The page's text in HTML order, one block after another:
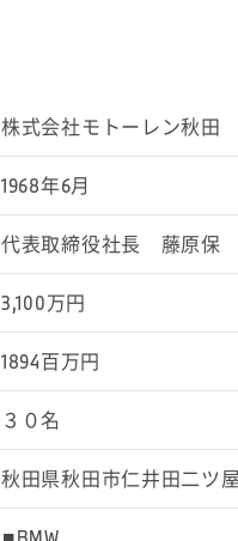
株式会社モトーレン秋田
1968年6月
代表取締役社長 藤原保
3,100万円
1894百万円
３０名
秋田県秋田市仁井田二ツ